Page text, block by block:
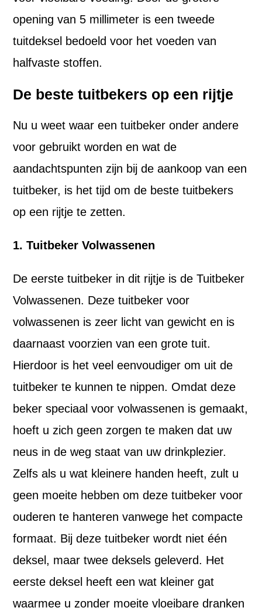
opening van 5 millimeter is een tweede
tuitdeksel bedoeld voor het voeden van
halfvaste stoffen.
De beste tuitbekers op een rijtje
Nu u weet waar een tuitbeker onder andere
voor gebruikt worden en wat de
aandachtspunten zijn bij de aankoop van een
tuitbeker, is het tijd om de beste tuitbekers
op een rijtje te zetten.
1. Tuitbeker Volwassenen
De eerste tuitbeker in dit rijtje is de Tuitbeker
Volwassenen. Deze tuitbeker voor
volwassenen is zeer licht van gewicht en is
daarnaast voorzien van een grote tuit.
Hierdoor is het veel eenvoudiger om uit de
tuitbeker te kunnen te nippen. Omdat deze
beker speciaal voor volwassenen is gemaakt,
hoeft u zich geen zorgen te maken dat uw
neus in de weg staat van uw drinkplezier.
Zelfs als u wat kleinere handen heeft, zult u
geen moeite hebben om deze tuitbeker voor
ouderen te hanteren vanwege het compacte
formaat. Bij deze tuitbeker wordt niet één
deksel, maar twee deksels geleverd. Het
eerste deksel heeft een wat kleiner gat
waarmee u zonder moeite vloeibare dranken